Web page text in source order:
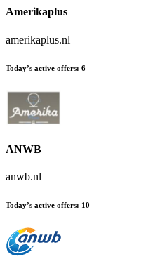
Amerikaplus
amerikaplus.nl
Today’s active offers: 6
ANWB
anwb.nl
Today’s active offers: 10